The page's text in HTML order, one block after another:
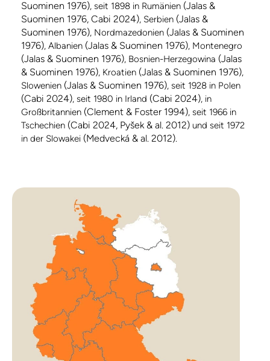
Suominen 1976), seit 1898 in Rumänien (Jalas &
Suominen 1976, Cabi 2024), Serbien (Jalas &
Suominen 1976), Nordmazedonien (Jalas & Suominen
1976), Albanien (Jalas & Suominen 1976), Montenegro
(Jalas & Suominen 1976), Bosnien-Herzegowina (Jalas
& Suominen 1976), Kroatien (Jalas & Suominen 1976),
Slowenien (Jalas & Suominen 1976), seit 1928 in Polen
(Cabi 2024), seit 1980 in Irland (Cabi 2024), in
Großbritannien (Clement & Foster 1994), seit 1966 in
Tschechien (Cabi 2024, Pyšek & al. 2012) und seit 1972
in der Slowakei (Medvecká & al. 2012).